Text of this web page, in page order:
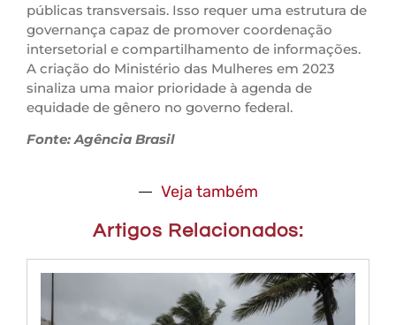
públicas transversais. Isso requer uma estrutura de
governança capaz de promover coordenação
intersetorial e compartilhamento de informações.
A criação do Ministério das Mulheres em 2023
sinaliza uma maior prioridade à agenda de
equidade de gênero no governo federal.
Fonte: Agência Brasil
Veja também
Artigos Relacionados: